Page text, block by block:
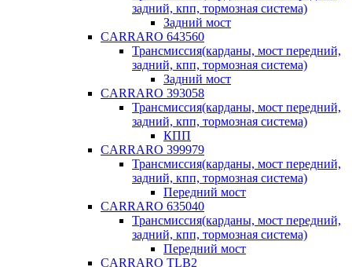
задний, кпп, тормозная система)
Задний мост
CARRARO 643560
Трансмиссия(карданы, мост передний,
задний, кпп, тормозная система)
Задний мост
CARRARO 393058
Трансмиссия(карданы, мост передний,
задний, кпп, тормозная система)
КПП
CARRARO 399979
Трансмиссия(карданы, мост передний,
задний, кпп, тормозная система)
Передний мост
CARRARO 635040
Трансмиссия(карданы, мост передний,
задний, кпп, тормозная система)
Передний мост
CARRARO TLB2